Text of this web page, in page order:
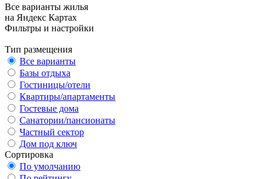
Все варианты жилья
на Яндекс Картах
Фильтры и настройки
Тип размещения
Все варианты
Базы отдыха
Гостиницы/отели
Квартиры/апартаменты
Гостевые дома
Санатории/пансионаты
Частный сектор
Дом под ключ
Сортировка
По умолчанию